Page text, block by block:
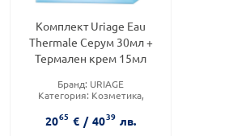
Комплект Uriage Eau
Thermale Серум 30мл +
Термален крем 15мл
Бранд: URIAGE
Категория: Козметика,
Форма на продукта:
комплект
2065 € / 4039 лв.